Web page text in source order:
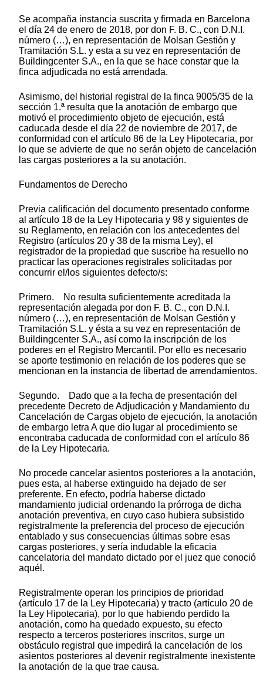
Se acompaña instancia suscrita y firmada en Barcelona
el día 24 de enero de 2018, por don F. B. C., con D.N.I.
número (…), en representación de Molsan Gestión y
Tramitación S.L. y esta a su vez en representación de
Buildingcenter S.A., en la que se hace constar que la
finca adjudicada no está arrendada.
Asimismo, del historial registral de la finca 9005/35 de la
sección 1.ª resulta que la anotación de embargo que
motivó el procedimiento objeto de ejecución, está
caducada desde el día 22 de noviembre de 2017, de
conformidad con el artículo 86 de la Ley Hipotecaria, por
lo que se advierte de que no serán objeto de cancelación
las cargas posteriores a la su anotación.
Fundamentos de Derecho
Previa calificación del documento presentado conforme
al artículo 18 de la Ley Hipotecaria y 98 y siguientes de
su Reglamento, en relación con los antecedentes del
Registro (artículos 20 y 38 de la misma Ley), el
registrador de la propiedad que suscribe ha resuello no
practicar las operaciones registrales solicitadas por
concurrir el/los siguientes defecto/s:
Primero. No resulta suficientemente acreditada la
representación alegada por don F. B. C., con D.N.I.
número (…), en representación de Molsan Gestión y
Tramitación S.L. y ésta a su vez en representación de
Buildingcenter S.A., así como la inscripción de los
poderes en el Registro Mercantil. Por ello es necesario
se aporte testimonio en relación de los poderes que se
mencionan en la instancia de libertad de arrendamientos.
Segundo. Dado que a la fecha de presentación del
precedente Decreto de Adjudicación y Mandamiento du
Cancelación de Cargas objeto de ejecución, la anotación
de embargo letra A que dio lugar al procedimiento se
encontraba caducada de conformidad con el artículo 86
de la Ley Hipotecaria.
No procede cancelar asientos posteriores a la anotación,
pues esta, al haberse extinguido ha dejado de ser
preferente. En efecto, podría haberse dictado
mandamiento judicial ordenando la prórroga de dicha
anotación preventiva, en cuyo caso hubiera subsistido
registralmente la preferencia del proceso de ejecución
entablado y sus consecuencias últimas sobre esas
cargas posteriores, y sería indudable la eficacia
cancelatoria del mandato dictado por el juez que conoció
aquél.
Registralmente operan los principios de prioridad
(artículo 17 de la Ley Hipotecaria) y tracto (artículo 20 de
la Ley Hipotecaria), por lo que habiendo perdido la
anotación, como ha quedado expuesto, su efecto
respecto a terceros posteriores inscritos, surge un
obstáculo registral que impedirá la cancelación de los
asientos posteriores al devenir registralmente inexistente
la anotación de la que trae causa.